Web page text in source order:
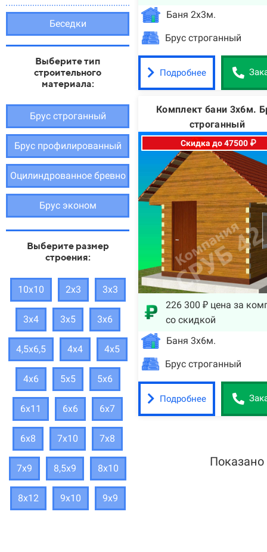
Беседки
Выберите тип
строительного
материала:
Брус строганный
Брус профилированный
Оцилиндрованное бревно
Брус эконом
Выберите размер
строения:
10х10 2х3 3х3
3х4 3х5 3х6
4,5х6,5 4х4 4х5
4х6 5х5 5х6
6х11 6х6 6х7
6х8 7х10 7х8
7х9 8,5х9 8х10
8х12 9х10 9х9
Баня 2х3м.
Брус строганный
Подробнее
Комплект бани 3х6м.
строганный
Скидка до 47500 ₽
226 300 ₽ цена за
со скидкой
Баня 3х6м.
Брус строганный
Подробнее